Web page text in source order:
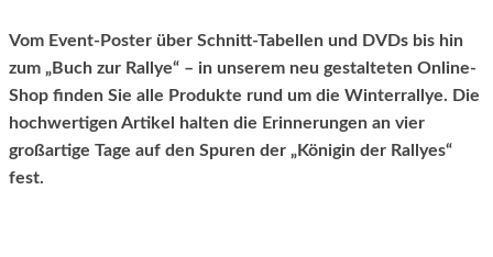
Vom Event-Poster über Schnitt-Tabellen und DVDs bis hin
zum „Buch zur Rallye“ – in unserem neu gestalteten Online-
Shop finden Sie alle Produkte rund um die Winterrallye. Die
hochwertigen Artikel halten die Erinnerungen an vier
großartige Tage auf den Spuren der „Königin der Rallyes“
fest.